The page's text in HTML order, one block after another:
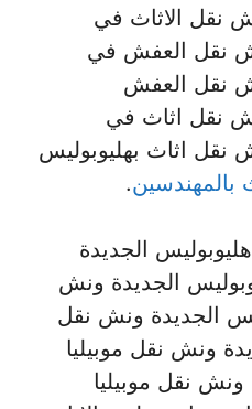
نقل الاثاث في
نقل العفش في
نقل العفش
نقل اثاث في
نقل اثاث بهليوبوليس
بالمهندسين.
الجديدة
الجديدة ونش
الجديدة ونش نقل
ونش نقل موبيليا
نقل موبيليا